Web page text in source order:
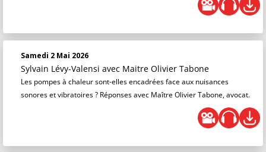
Samedi 2 Mai 2026
Sylvain Lévy-Valensi avec Maitre Olivier Tabone
Les pompes à chaleur sont-elles encadrées face aux nuisances
sonores et vibratoires ? Réponses avec Maître Olivier Tabone, avocat.